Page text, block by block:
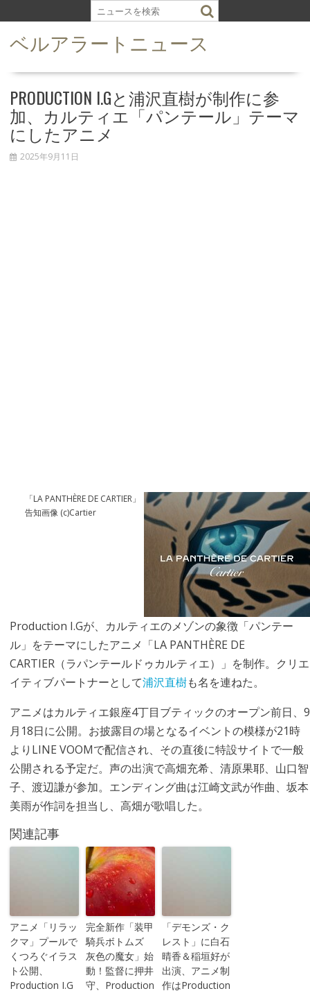
k
ベルアラートニュース
PRODUCTION I.Gと浦沢直樹が制作に参
加、カルティエ「パンテール」テーマ
にしたアニメ
2025年9月11日
「LA PANTHÈRE DE CARTIER」
告知画像 (c)Cartier
Production I.Gが、カルティエのメゾンの象徴「パンテー
ル」をテーマにしたアニメ「LA PANTHÈRE DE
CARTIER（ラパンテールドゥカルティエ）」を制作。クリエ
イティブパートナーとして浦沢直樹も名を連ねた。
アニメはカルティエ銀座4丁目ブティックのオープン前日、9
月18日に公開。お披露目の場となるイベントの模様が21時
よりLINE VOOMで配信され、その直後に特設サイトで一般
公開される予定だ。声の出演で高畑充希、清原果耶、山口智
子、渡辺謙が参加。エンディング曲は江崎文武が作曲、坂本
美雨が作詞を担当し、高畑が歌唱した。
関連記事
アニメ「リラッ
クマ」プールで
くつろぐイラス
ト公開、
Production I.G
完全新作「装甲
騎兵ボトムズ
灰色の魔女」始
動！監督に押井
守、Production
「デモンズ・ク
レスト」に白石
晴香＆稲垣好が
出演、アニメ制
作はProduction